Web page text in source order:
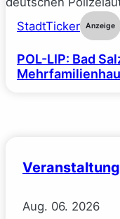
StadtTicker Anzeige
POL-LIP: Bad
Aug. 06. 2026